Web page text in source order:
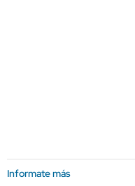
Informate más